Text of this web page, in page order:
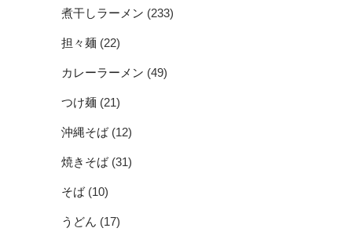
煮干しラーメン (233)
担々麺 (22)
カレーラーメン (49)
つけ麺 (21)
沖縄そば(12)
焼きそば(31)
そば(10)
うどん (17)